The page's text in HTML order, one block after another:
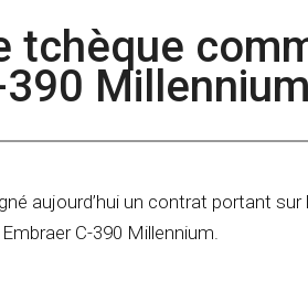
tchèque
Millennium
aujourd’hui un contrat portant sur
C-390 Millennium.